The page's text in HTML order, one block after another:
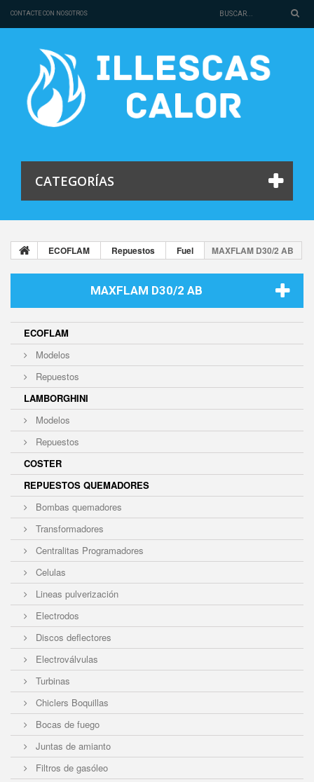
CONTACTE CON NOSOTROS
CATEGORÍAS
ECOFLAM Repuestos Fuel MAXFLAM D30/2 AB
MAXFLAM D30/2 AB
ECOFLAM
Modelos
Repuestos
LAMBORGHINI
Modelos
Repuestos
COSTER
REPUESTOS QUEMADORES
Bombas quemadores
Transformadores
Centralitas Programadores
Celulas
Lineas pulverización
Electrodos
Discos deflectores
Electroválvulas
Turbinas
Chiclers Boquillas
Bocas de fuego
Juntas de amianto
Filtros de gasóleo